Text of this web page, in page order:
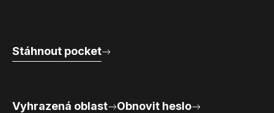
Stáhnout pocket
Vyhrazená oblast Obnovit heslo